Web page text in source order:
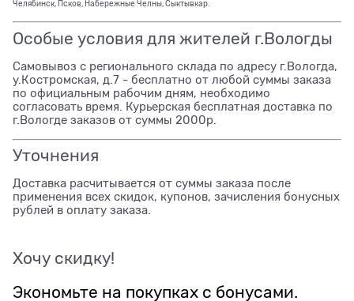
Челябинск, Псков, Набережные Челны, Сыктывкар.
Особые условия для жителей г.Вологды
Самовывоз с регионального склада по адресу г.Вологда,
у.Костромская, д.7 - бесплатно от любой суммы заказа
по официальным рабочим дням, необходимо
согласовать время. Курьерская бесплатная доставка по
г.Вологде заказов от суммы 2000р.
Уточнения
Доставка расчитывается от суммы заказа после
применения всех скидок, купонов, зачисления бонусных
рублей в оплату заказа.
Хочу скидку!
Экономьте на покупках с бонусами.